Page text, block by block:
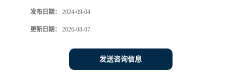
发布日期： 2024-09-04
更新日期： 2026-08-07
发送咨询信息